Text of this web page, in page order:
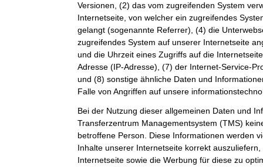
Versionen, (2) das vom zugreifenden System
Internetseite, von welcher ein zugreifendes
gelangt (sogenannte Referrer), (4) die
zugreifendes System auf unserer Internetseite
und die Uhrzeit eines Zugriffs auf die
Adresse (IP-Adresse), (7) der Internet-Service-
und (8) sonstige ähnliche Daten und
Falle von Angriffen auf unsere
Bei der Nutzung dieser allgemeinen Daten und
Transferzentrum Managementsystem (TMS)
betroffene Person. Diese Informationen werden
Inhalte unserer Internetseite korrekt
Internetseite sowie die Werbung für diese zu